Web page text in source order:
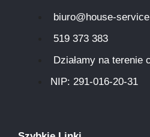
biuro@house-
519 373 383
Działamy na terenie
NIP: 291-016-20-31​